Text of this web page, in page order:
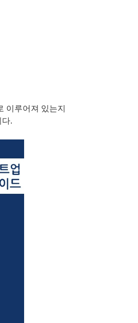
이루어져 있는지
.